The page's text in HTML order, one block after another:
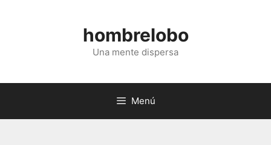
hombrelobo
Una mente dispersa
Menú